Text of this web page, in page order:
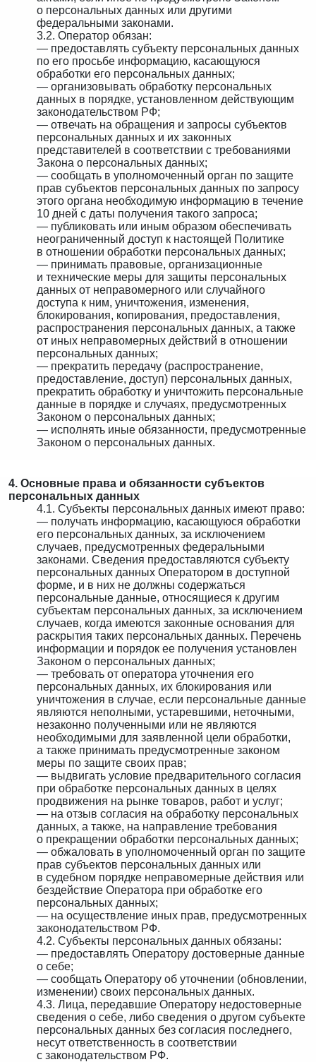
о персональных данных или другими
федеральными законами.
3.2. Оператор обязан:
— предоставлять субъекту персональных данных
по его просьбе информацию, касающуюся
обработки его персональных данных;
— организовывать обработку персональных
данных в порядке, установленном действующим
законодательством РФ;
— отвечать на обращения и запросы субъектов
персональных данных и их законных
представителей в соответствии с требованиями
Закона о персональных данных;
— сообщать в уполномоченный орган по защите
прав субъектов персональных данных по запросу
этого органа необходимую информацию в течение
10 дней с даты получения такого запроса;
— публиковать или иным образом обеспечивать
неограниченный доступ к настоящей Политике
в отношении обработки персональных данных;
— принимать правовые, организационные
и технические меры для защиты персональных
данных от неправомерного или случайного
доступа к ним, уничтожения, изменения,
блокирования, копирования, предоставления,
распространения персональных данных, а также
от иных неправомерных действий в отношении
персональных данных;
— прекратить передачу (распространение,
предоставление, доступ) персональных данных,
прекратить обработку и уничтожить персональные
данные в порядке и случаях, предусмотренных
Законом о персональных данных;
— исполнять иные обязанности, предусмотренные
Законом о персональных данных.
4. Основные права и обязанности субъектов
персональных данных
4.1. Субъекты персональных данных имеют право:
— получать информацию, касающуюся обработки
его персональных данных, за исключением
случаев, предусмотренных федеральными
законами. Сведения предоставляются субъекту
персональных данных Оператором в доступной
форме, и в них не должны содержаться
персональные данные, относящиеся к другим
субъектам персональных данных, за исключением
случаев, когда имеются законные основания для
раскрытия таких персональных данных. Перечень
информации и порядок ее получения установлен
Законом о персональных данных;
— требовать от оператора уточнения его
персональных данных, их блокирования или
уничтожения в случае, если персональные данные
являются неполными, устаревшими, неточными,
незаконно полученными или не являются
необходимыми для заявленной цели обработки,
а также принимать предусмотренные законом
меры по защите своих прав;
— выдвигать условие предварительного согласия
при обработке персональных данных в целях
продвижения на рынке товаров, работ и услуг;
— на отзыв согласия на обработку персональных
данных, а также, на направление требования
о прекращении обработки персональных данных;
— обжаловать в уполномоченный орган по защите
прав субъектов персональных данных или
в судебном порядке неправомерные действия или
бездействие Оператора при обработке его
персональных данных;
— на осуществление иных прав, предусмотренных
законодательством РФ.
4.2. Субъекты персональных данных обязаны:
— предоставлять Оператору достоверные данные
о себе;
— сообщать Оператору об уточнении (обновлении,
изменении) своих персональных данных.
4.3. Лица, передавшие Оператору недостоверные
сведения о себе, либо сведения о другом субъекте
персональных данных без согласия последнего,
несут ответственность в соответствии
с законодательством РФ.